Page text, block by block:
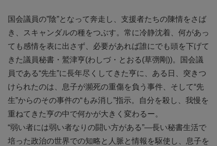
国会議員の”陰”となって奔走し、支援者たちの陳情をさば
き、スキャンダルの種をつぶす。常に冷静沈着、何があっ
ても感情を表に出さず、必要があれば誰にでも頭を下げて
きた議員秘書・鷲津亨(わしづ・とおる(草彅剛))。国会議
員である“先生”に長年尽くしてきた亨に、ある日、突きつ
けられたのは、息子が瀕死の重傷を負う事件、そして“先
生”からのその事件の“もみ消し”指示。自分を殺し、我慢を
重ねてきた亨の中で何かが大きく変わるー。
“弱い者には弱い者なりの闘い方がある”―長い秘書生活で
培った政治の世界での知略と人脈と情報を駆使し、息子を